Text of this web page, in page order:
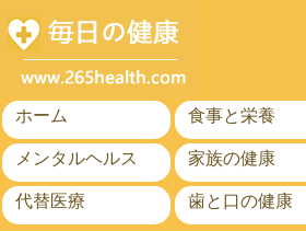
ホーム
食事と栄養
メンタルヘルス
家族の健康
代替医療
歯と口の健康